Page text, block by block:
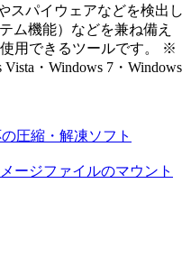
スパイウェアなどを検出し
ム機能）などを兼ね備え
用できるツールです。 ※
・Windows 7・Windows
圧縮・解凍ソフト
ージファイルのマウント